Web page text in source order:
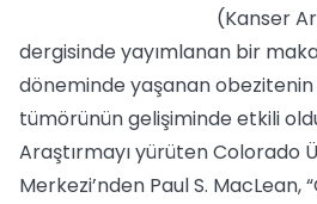
(Kanser
dergisinde yayımlanan bir
döneminde yaşanan
tümörünün gelişiminde etkili
Araştırmayı yürüten Colorado
Merkezi’nden Paul S. MacLean,